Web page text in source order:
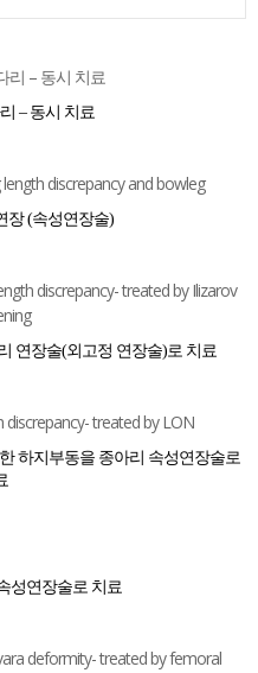
– 동시 치료
장 (속성연장술)
연장술(외고정 연장술)로 치료
하지부동을 종아리 속성연장술로
성연장술로 치료